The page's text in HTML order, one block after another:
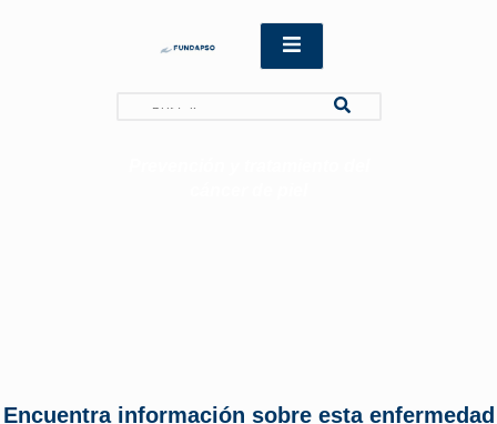
Search
Encuentra información sobre esta enfermedad